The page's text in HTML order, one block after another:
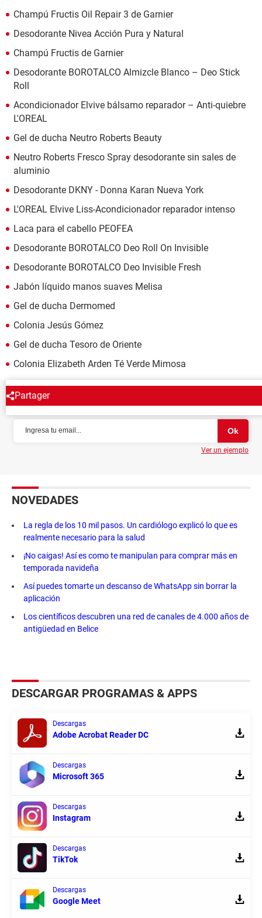
Champú Fructis Oil Repair 3 de Garnier
Desodorante Nivea Acción Pura y Natural
Champú Fructis de Garnier
Desodorante BOROTALCO Almizcle Blanco – Deo Stick
Roll
Acondicionador Elvive bálsamo reparador – Anti-quiebre
L'OREAL
Gel de ducha Neutro Roberts Beauty
Neutro Roberts Fresco Spray desodorante sin sales de
aluminio
Desodorante DKNY - Donna Karan Nueva York
L'OREAL Elvive Liss-Acondicionador reparador intenso
Laca para el cabello PEOFEA
Desodorante BOROTALCO Deo Roll On Invisible
Desodorante BOROTALCO Deo Invisible Fresh
Jabón líquido manos suaves Melisa
Gel de ducha Dermomed
Colonia Jesús Gómez
Gel de ducha Tesoro de Oriente
Colonia Elizabeth Arden Té Verde Mimosa
Partager
NEWSLETTER
Ver un ejemplo
NOVEDADES
La regla de los 10 mil pasos. Un cardiólogo explicó lo que es
realmente necesario para la salud
¡No caigas! Así es como te manipulan para comprar más en
temporada navideña
Así puedes tomarte un descanso de WhatsApp sin borrar la
aplicación
Los científicos descubren una red de canales de 4.000 años de
antigüedad en Belice
DESCARGAR PROGRAMAS & APPS
Descargas
Adobe Acrobat Reader DC
Descargas
Microsoft 365
Descargas
Instagram
Descargas
TikTok
Descargas
Google Meet